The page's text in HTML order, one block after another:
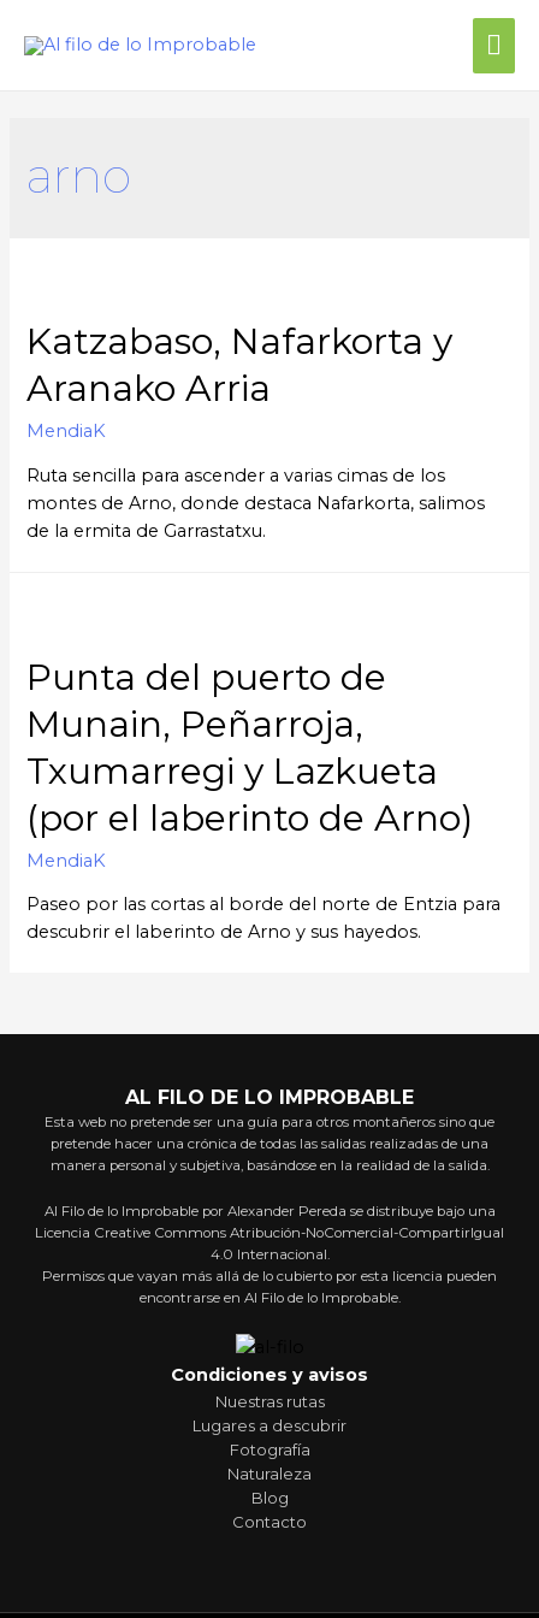
arno
Katzabaso, Nafarkorta y
Aranako Arria
MendiaK
Ruta sencilla para ascender a varias cimas de los
montes de Arno, donde destaca Nafarkorta, salimos
de la ermita de Garrastatxu.
Punta del puerto de
Munain, Peñarroja,
Txumarregi y Lazkueta
(por el laberinto de Arno)
MendiaK
Paseo por las cortas al borde del norte de Entzia para
descubrir el laberinto de Arno y sus hayedos.
AL FILO DE LO IMPROBABLE
Esta web no pretende ser una guía para otros montañeros sino que
pretende hacer una crónica de todas las salidas realizadas de una
manera personal y subjetiva, basándose en la realidad de la salida.
Al Filo de lo Improbable por Alexander Pereda se distribuye bajo una
Licencia Creative Commons Atribución-NoComercial-CompartirIgual
4.0 Internacional.
Permisos que vayan más allá de lo cubierto por esta licencia pueden
encontrarse en Al Filo de lo Improbable.
Condiciones y avisos
Nuestras rutas
Lugares a descubrir
Fotografía
Naturaleza
Blog
Contacto